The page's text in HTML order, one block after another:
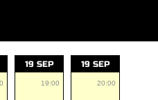
19 SEP
19:00
19 SEP
20:00